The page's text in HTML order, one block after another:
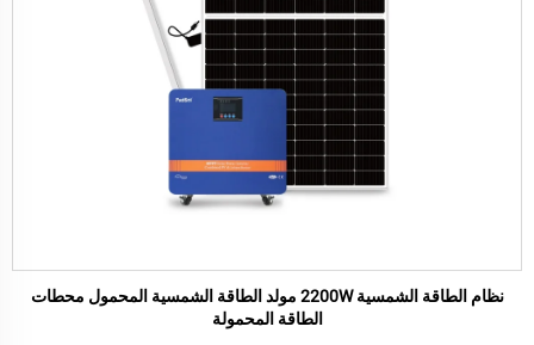
نظام الطاقة الشمسية 2200W مولد الطاقة الشمسية المحمول محطات
الطاقة المحمولة